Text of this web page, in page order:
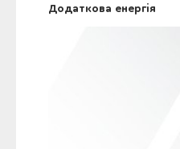
Додаткова енергія